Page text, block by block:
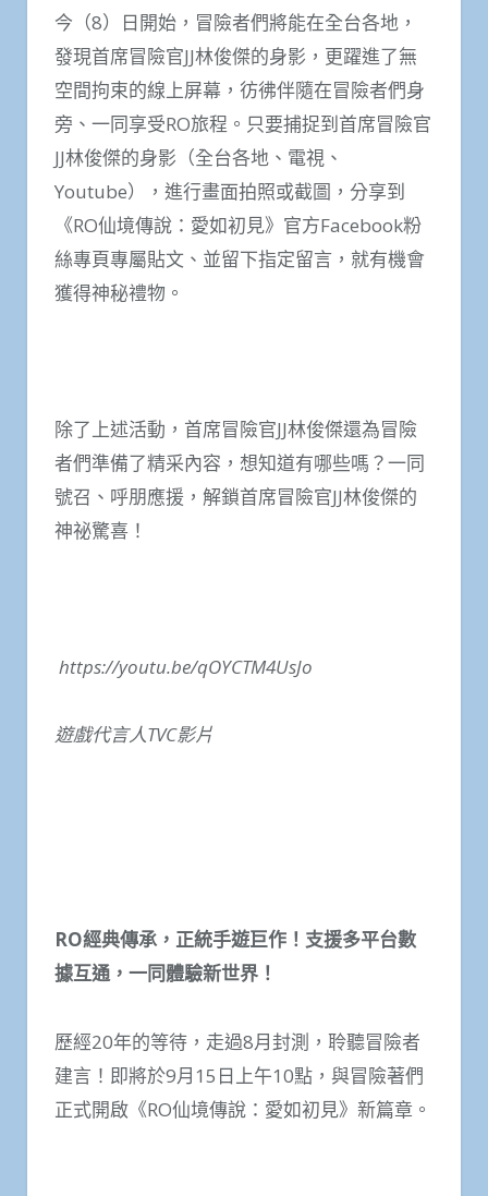
今（8）日開始，冒險者們將能在全台各地，
發現首席冒險官JJ林俊傑的身影，更躍進了無
空間拘束的線上屏幕，彷彿伴隨在冒險者們身
旁、一同享受RO旅程。只要捕捉到首席冒險官
JJ林俊傑的身影（全台各地、電視、
Youtube），進行畫面拍照或截圖，分享到
《RO仙境傳說：愛如初見》官方Facebook粉
絲專頁專屬貼文、並留下指定留言，就有機會
獲得神秘禮物。
除了上述活動，首席冒險官JJ林俊傑還為冒險
者們準備了精采內容，想知道有哪些嗎？一同
號召、呼朋應援，解鎖首席冒險官JJ林俊傑的
神祕驚喜！
https://youtu.be/qOYCTM4UsJo
遊戲代言人TVC影片
RO經典傳承，正統手遊巨作！支援多平台數
據互通，一同體驗新世界！
歷經20年的等待，走過8月封測，聆聽冒險者
建言！即將於9月15日上午10點，與冒險著們
正式開啟《RO仙境傳說：愛如初見》新篇章。